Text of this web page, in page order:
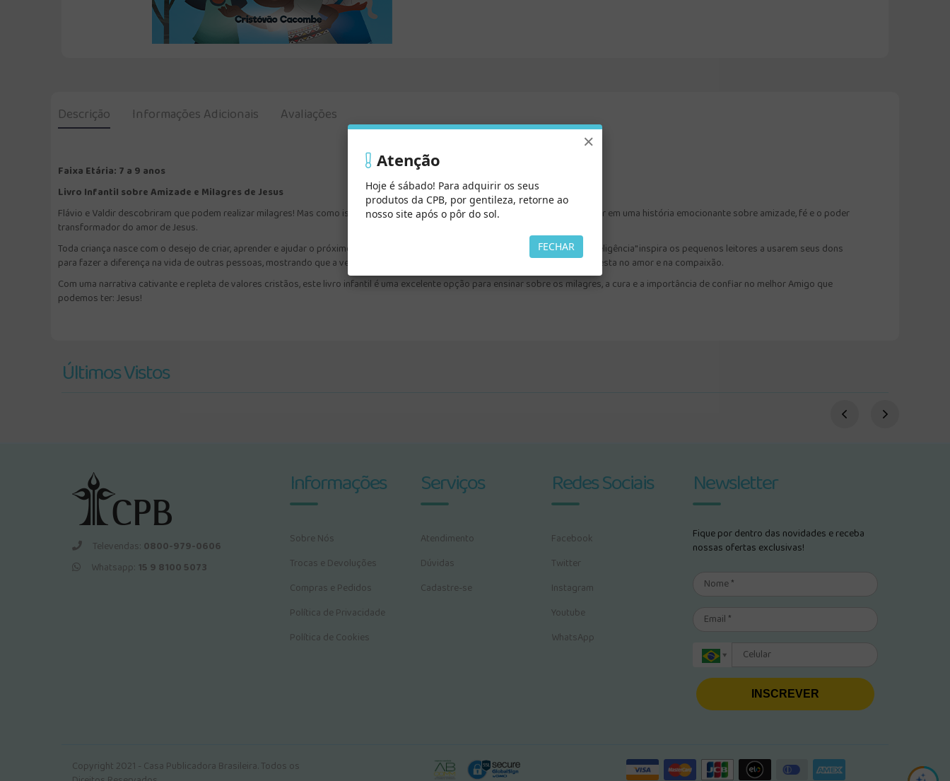
Descrição Informações Adicionais Avaliações
Faixa Etária: 7 a 9 anos
Livro Infantil sobre Amizade e Milagres de Jesus
Flávio e Valdir descobriram que podem realizar milagres! Mas como isso é possível? Neste livro envolvente, crianças vão mergulhar em uma história emocionante sobre amizade, fé e o poder
transformador do amor de Jesus.
Toda criança nasce com o desejo de criar, aprender e ajudar o próximo – um presente especial dado pelo Criador. "O Milagre da Inteligência" inspira os pequenos leitores a usarem seus dons
para fazer a diferença na vida de outras pessoas, mostrando que a verdadeira inteligência vai além do conhecimento: ela se manifesta no amor e na compaixão.
Com uma narrativa cativante e repleta de valores cristãos, este livro infantil é uma excelente opção para ensinar sobre os milagres, a cura e a importância de confiar no melhor Amigo que
podemos ter: Jesus!
Últimos Vistos
Televendas: 0800-979-0606
Whatsapp: 15 9 8100 5073
Informações
Sobre Nós
Trocas e Devoluções
Compras e Pedidos
Política de Privacidade
Política de Cookies
Serviços
Atendimento
Dúvidas
Cadastre-se
Redes Sociais
Facebook
Twitter
Instagram
Youtube
WhatsApp
Newsletter
Fique por dentro das novidades e receba
nossas ofertas exclusivas!
INSCREVER
Copyright 2021 - Casa Publicadora Brasileira. Todos os
×
Atenção
Hoje é sábado! Para adquirir os seus
produtos da CPB, por gentileza, retorne ao
nosso site após o pôr do sol.
FECHAR